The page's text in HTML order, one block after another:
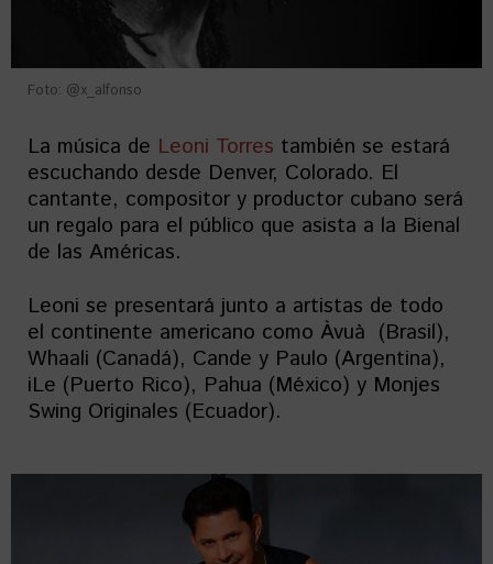
Foto: @x_alfonso
La música de Leoni Torres también se estará
escuchando desde Denver, Colorado. El
cantante, compositor y productor cubano será
un regalo para el público que asista a la Bienal
de las Américas.
Leoni se presentará junto a artistas de todo
el continente americano como Àvuà (Brasil),
Whaali (Canadá), Cande y Paulo (Argentina),
iLe (Puerto Rico), Pahua (México) y Monjes
Swing Originales (Ecuador).